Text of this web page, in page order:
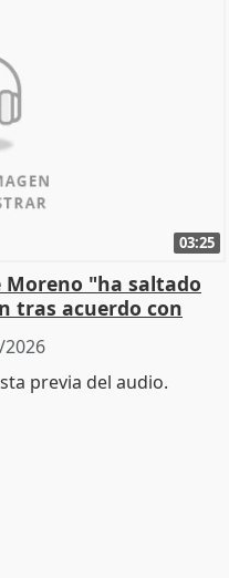
03:25
Moreno "ha saltado
tras acuerdo con